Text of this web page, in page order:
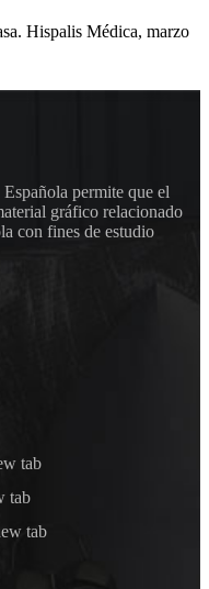
Hispalis Médica, marzo
permite que el
gráfico relacionado
con fines de estudio
tab
tab
tab